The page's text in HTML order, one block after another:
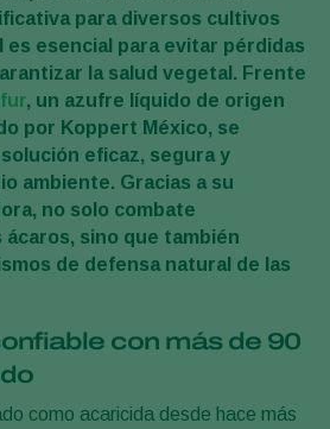
para diversos cultivos
es esencial para evitar pérdidas
la salud vegetal. Frente
, un azufre líquido de origen
por Koppert México, se
eficaz, segura y
ambiente. Gracias a su
no solo combate
sino que también
de defensa natural de las
con más de 90
como acaricida desde hace más